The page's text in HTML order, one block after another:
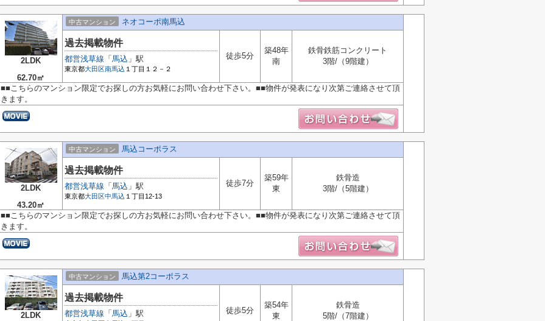
2LDK
62.70㎡
中古マンション ネオコーポ南馬込
過去掲載物件
都営浅草線 「 馬込 」駅
東京都大田区南馬込 １丁目１２－２
徒歩5分
築48年
南
鉄骨鉄筋コンクリート
3階/（9階建）
■■こちらのマンション限定でお探しの方お気軽にお問い合わせ下さい。■■物件が発表になり次第ご連絡させて頂
きます。
2LDK
43.20㎡
中古マンション 馬込コーポラス
過去掲載物件
都営浅草線 「 馬込 」駅
東京都大田区中馬込 １丁目12-13
徒歩7分
築59年
東
鉄骨造
3階/（5階建）
■■こちらのマンション限定でお探しの方お気軽にお問い合わせ下さい。■■物件が発表になり次第ご連絡させて頂
きます。
2LDK
中古マンション 馬込第2コーポラス
過去掲載物件
都営浅草線 「 馬込 」駅 徒歩5分
築54年
東
鉄骨造
5階/（7階建）